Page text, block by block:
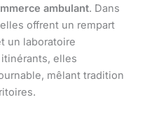
ambulant. Dans
offrent un rempart
un laboratoire
elles
mêlant tradition